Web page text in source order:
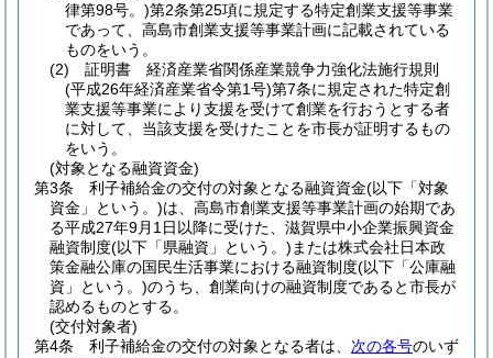
律第98号。)第2条第25項に規定する特定創業支援等事業
であって、高島市創業支援等事業計画に記載されている
ものをいう。
(2)
証明書 経済産業省関係産業競争力強化法施行規則
(平成26年経済産業省令第1号)第7条に規定された特定創
業支援等事業により支援を受けて創業を行おうとする者
に対して、当該支援を受けたことを市長が証明するもの
をいう。
(対象となる融資資金)
第3条
利子補給金の交付の対象となる融資資金(以下「対象
資金」という。)は、高島市創業支援等事業計画の始期であ
る平成27年9月1日以降に受けた、滋賀県中小企業振興資金
融資制度(以下「県融資」という。) または株式会社日本政
策金融公庫の国民生活事業における融資制度(以下「公庫融
資」という。)のうち、創業向けの融資制度であると市長が
認めるものとする。
(交付対象者)
第4条
利子補給金の交付の対象となる者は、 次の各号のいず